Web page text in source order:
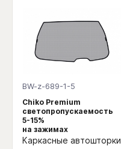
BW-z-689-1-5
Chiko Premium
светопропускаемость
5-15%
на зажимах
Каркасные автошторки